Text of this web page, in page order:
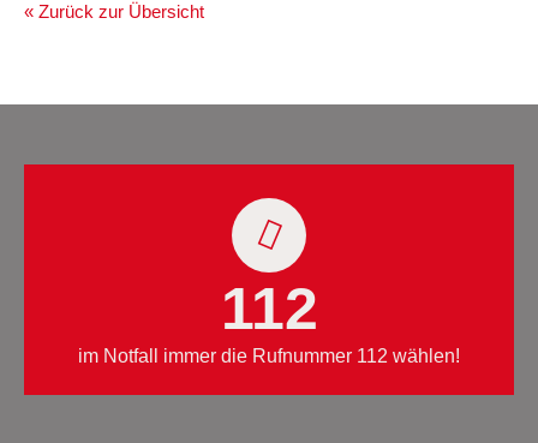
« Zurück zur Übersicht
112
im Notfall immer die Rufnummer 112 wählen!